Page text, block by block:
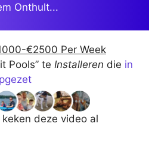
Onthult...
€2500 Per Week
Pools” te Installeren die in
keken deze video al